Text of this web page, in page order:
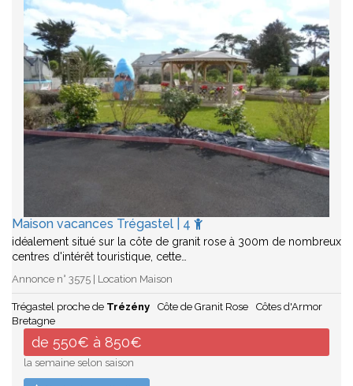
Maison vacances Trégastel | 4
idéalement situé sur la côte de granit rose à 300m de nombreux
centres d'intérêt touristique, cette…
Annonce n° 3575 | Location Maison
Trégastel proche de Trézény Côte de Granit Rose
Côtes d'Armor
Bretagne
de 550€ à 850€
la semaine selon saison